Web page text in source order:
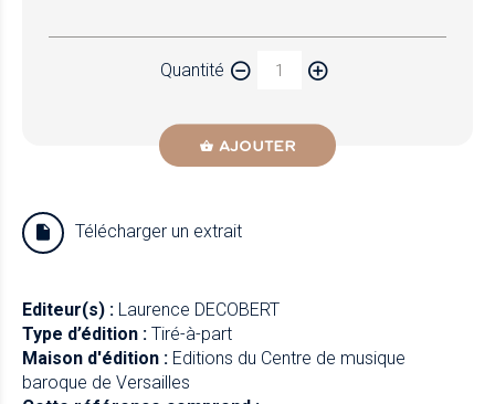
Quantité
AJOUTER
Télécharger un extrait
Editeur(s) : Laurence DECOBERT
Type d’édition : Tiré-à-part
Maison d'édition : Editions du Centre de musique
baroque de Versailles